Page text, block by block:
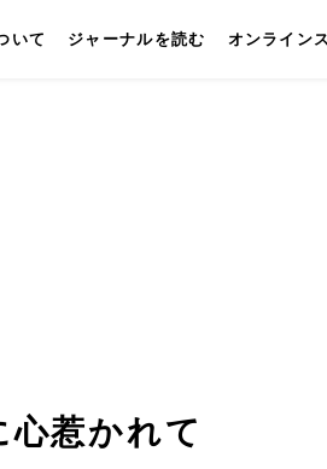
いて ジャーナルを読む オンライン
惹かれて